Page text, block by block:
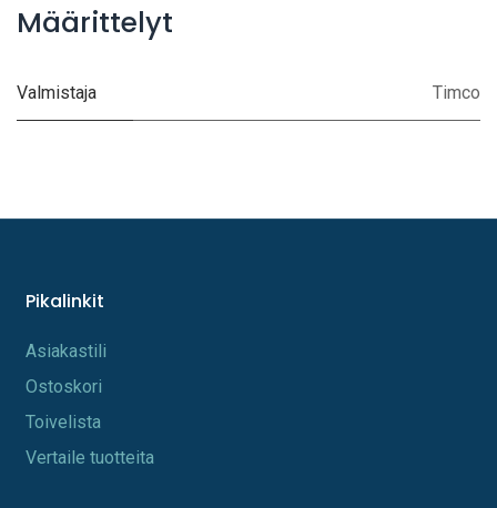
Määrittelyt
Valmistaja Timco
Pikalinkit
A​s​iakastili
Os​toskori
Toi​velista
Vertaile tuotteita